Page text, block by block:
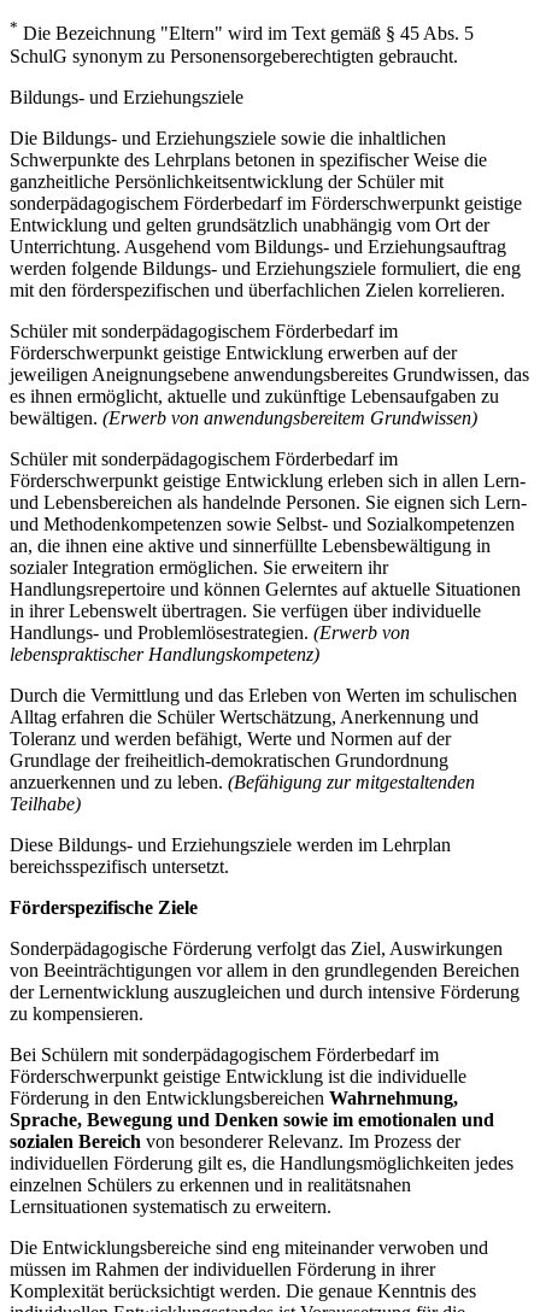
* Die Bezeichnung "Eltern" wird im Text gemäß § 45 Abs. 5
SchulG synonym zu Personensorgeberechtigten gebraucht.
Bildungs- und Erziehungsziele
Die Bildungs- und Erziehungsziele sowie die inhaltlichen
Schwerpunkte des Lehrplans betonen in spezifischer Weise die
ganzheitliche Persönlichkeitsentwicklung der Schüler mit
sonderpädagogischem Förderbedarf im Förderschwerpunkt geistige
Entwicklung und gelten grundsätzlich unabhängig vom Ort der
Unterrichtung. Ausgehend vom Bildungs- und Erziehungsauftrag
werden folgende Bildungs- und Erziehungsziele formuliert, die eng
mit den förderspezifischen und überfachlichen Zielen korrelieren.
Schüler mit sonderpädagogischem Förderbedarf im
Förderschwerpunkt geistige Entwicklung erwerben auf der
jeweiligen Aneignungsebene anwendungsbereites Grundwissen, das
es ihnen ermöglicht, aktuelle und zukünftige Lebensaufgaben zu
bewältigen. (Erwerb von anwendungsbereitem Grundwissen)
Schüler mit sonderpädagogischem Förderbedarf im
Förderschwerpunkt geistige Entwicklung erleben sich in allen Lern-
und Lebensbereichen als handelnde Personen. Sie eignen sich Lern-
und Methodenkompetenzen sowie Selbst- und Sozialkompetenzen
an, die ihnen eine aktive und sinnerfüllte Lebensbewältigung in
sozialer Integration ermöglichen. Sie erweitern ihr
Handlungsrepertoire und können Gelerntes auf aktuelle Situationen
in ihrer Lebenswelt übertragen. Sie verfügen über individuelle
Handlungs- und Problemlösestrategien. (Erwerb von
lebenspraktischer Handlungskompetenz)
Durch die Vermittlung und das Erleben von Werten im schulischen
Alltag erfahren die Schüler Wertschätzung, Anerkennung und
Toleranz und werden befähigt, Werte und Normen auf der
Grundlage der freiheitlich-demokratischen Grundordnung
anzuerkennen und zu leben. (Befähigung zur mitgestaltenden
Teilhabe)
Diese Bildungs- und Erziehungsziele werden im Lehrplan
bereichsspezifisch untersetzt.
Förderspezifische Ziele
Sonderpädagogische Förderung verfolgt das Ziel, Auswirkungen
von Beeinträchtigungen vor allem in den grundlegenden Bereichen
der Lernentwicklung auszugleichen und durch intensive Förderung
zu kompensieren.
Bei Schülern mit sonderpädagogischem Förderbedarf im
Förderschwerpunkt geistige Entwicklung ist die individuelle
Förderung in den Entwicklungsbereichen Wahrnehmung,
Sprache, Bewegung und Denken sowie im emotionalen und
sozialen Bereich von besonderer Relevanz. Im Prozess der
individuellen Förderung gilt es, die Handlungsmöglichkeiten jedes
einzelnen Schülers zu erkennen und in realitätsnahen
Lernsituationen systematisch zu erweitern.
Die Entwicklungsbereiche sind eng miteinander verwoben und
müssen im Rahmen der individuellen Förderung in ihrer
Komplexität berücksichtigt werden. Die genaue Kenntnis des